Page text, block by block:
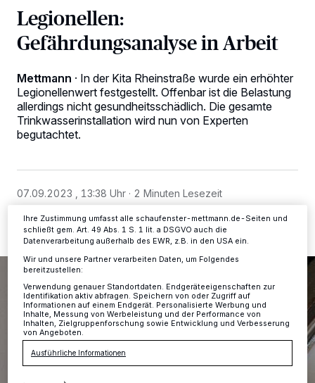
Legionellen:
Gefährdungsanalyse in Arbeit
Mettmann · In der Kita Rheinstraße wurde ein erhöhter
Legionellenwert festgestellt. Offenbar ist die Belastung
allerdings nicht gesundheitsschädlich. Die gesamte
Trinkwasserinstallation wird nun von Experten
begutachtet.
07.09.2023 , 13:38 Uhr 2 Minuten Lesezeit
Wir und unsere218-Partner speichern und greifen auf
personenbezogene Daten wie Browserdaten oder eindeutige
Kennungen auf Ihrem Gerät zu. Durch Auswahl von OK aktivieren Sie
Tracking-Technologien für die unter „Wir und unsere Partner
verarbeiten Daten, um Ihnen Dienste bereitzustellen“ aufgeführten
Zwecke. Wenn Tracker deaktiviert sind, sind manche Inhalte und
Ihre Einstellungen gelten innerhalb unseres Website. Weitere
Informationen finden Sie in unserer Datenschutzerklärung.
Ihre Zustimmung umfasst alle schaufenster-mettmann.de-Seiten und
schließt gem. Art. 49 Abs. 1 S. 1 lit. a DSGVO auch die
Datenverarbeitung außerhalb des EWR, z.B. in den USA ein.
Wir und unsere Partner verarbeiten Daten, um Folgendes
bereitzustellen:
Verwendung genauer Standortdaten. Endgeräteeigenschaften zur
Identifikation aktiv abfragen. Speichern von oder Zugriff auf
Informationen auf einem Endgerät. Personalisierte Werbung und
Inhalte, Messung von Werbeleistung und der Performance von
Inhalten, Zielgruppenforschung sowie Entwicklung und Verbesserung
von Angeboten.
Ausführliche Informationen